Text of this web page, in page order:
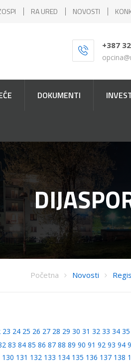
RA URED NOVOSTI
+387
DOKUMENTI
Početna Novosti
23 24 25 26 27 28 29 30 31 32 33 34 35
83 84 85 86 87 88 89 90 91 92 93 94
130 131 132 133 134 135 136 137 138